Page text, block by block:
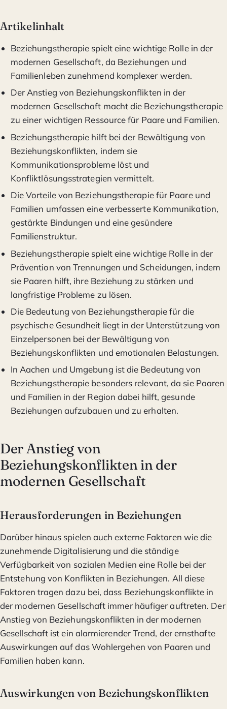
Artikelinhalt
Beziehungstherapie spielt eine wichtige Rolle in der
modernen Gesellschaft, da Beziehungen und
Familienleben zunehmend komplexer werden.
Der Anstieg von Beziehungskonflikten in der
modernen Gesellschaft macht die Beziehungstherapie
zu einer wichtigen Ressource für Paare und Familien.
Beziehungstherapie hilft bei der Bewältigung von
Beziehungskonflikten, indem sie
Kommunikationsprobleme löst und
Konfliktlösungsstrategien vermittelt.
Die Vorteile von Beziehungstherapie für Paare und
Familien umfassen eine verbesserte Kommunikation,
gestärkte Bindungen und eine gesündere
Familienstruktur.
Beziehungstherapie spielt eine wichtige Rolle in der
Prävention von Trennungen und Scheidungen, indem
sie Paaren hilft, ihre Beziehung zu stärken und
langfristige Probleme zu lösen.
Die Bedeutung von Beziehungstherapie für die
psychische Gesundheit liegt in der Unterstützung von
Einzelpersonen bei der Bewältigung von
Beziehungskonflikten und emotionalen Belastungen.
In Aachen und Umgebung ist die Bedeutung von
Beziehungstherapie besonders relevant, da sie Paaren
und Familien in der Region dabei hilft, gesunde
Beziehungen aufzubauen und zu erhalten.
Der Anstieg von
Beziehungskonflikten in der
modernen Gesellschaft
Herausforderungen in Beziehungen
Darüber hinaus spielen auch externe Faktoren wie die
zunehmende Digitalisierung und die ständige
Verfügbarkeit von sozialen Medien eine Rolle bei der
Entstehung von Konflikten in Beziehungen. All diese
Faktoren tragen dazu bei, dass Beziehungskonflikte in
der modernen Gesellschaft immer häufiger auftreten. Der
Anstieg von Beziehungskonflikten in der modernen
Gesellschaft ist ein alarmierender Trend, der ernsthafte
Auswirkungen auf das Wohlergehen von Paaren und
Familien haben kann.
Auswirkungen von Beziehungskonflikten